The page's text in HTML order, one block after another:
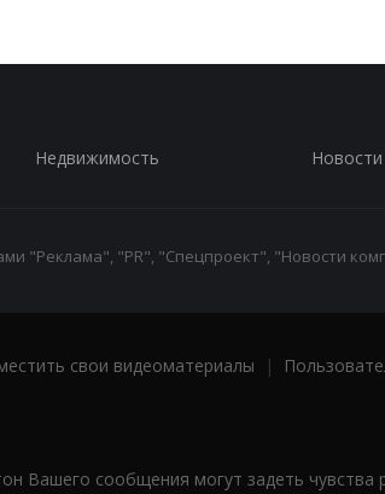
Недвижимость Новости
"Реклама", "PR", "Спецпроект", "Новости
свои видеоматериалы |
Вашего сообщения могут задеть чувства